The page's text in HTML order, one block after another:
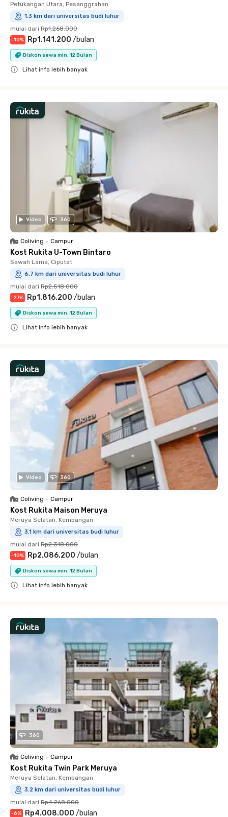
Petukangan Utara, Pesanggrahan
1.3 km dari universitas budi luhur
mulai dari Rp1.268.000
-10% Rp1.141.200 /bulan
Diskon sewa min. 12 Bulan
Lihat info lebih banyak
Video 360
Coliving • Campur
Kost Rukita U-Town Bintaro
Sawah Lama, Ciputat
6.7 km dari universitas budi luhur
mulai dari Rp2.518.000
-27% Rp1.816.200 /bulan
Diskon sewa min. 12 Bulan
Lihat info lebih banyak
Video 360
Coliving • Campur
Kost Rukita Maison Meruya
Meruya Selatan, Kembangan
3.1 km dari universitas budi luhur
mulai dari Rp2.318.000
-10% Rp2.086.200 /bulan
Diskon sewa min. 12 Bulan
Lihat info lebih banyak
360
Coliving • Campur
Kost Rukita Twin Park Meruya
Meruya Selatan, Kembangan
3.2 km dari universitas budi luhur
mulai dari Rp4.268.000
-6% Rp4.008.000 /bulan